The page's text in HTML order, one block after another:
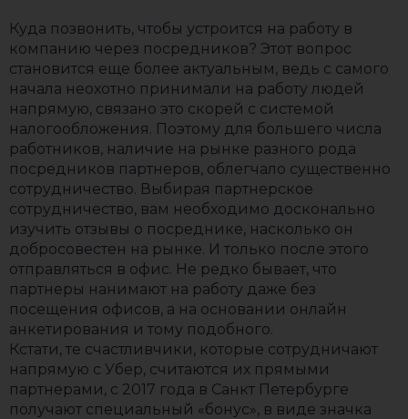
Куда позвонить, чтобы устроится на работу в
компанию через посредников? Этот вопрос
становится еще более актуальным, ведь с самого
начала неохотно принимали на работу людей
напрямую, связано это скорей с системой
налогообложения. Поэтому для большего числа
работников, наличие на рынке разного рода
посредников партнеров, облегчало существенно
сотрудничество. Выбирая партнерское
сотрудничество, вам необходимо досконально
изучить отзывы о посреднике, насколько он
добросовестен на рынке. И только после этого
отправляться в офис. Не редко бывает, что
партнеры нанимают на работу даже без
посещения офисов, а на основании онлайн
анкетирования и тому подобного.
Кстати, те счастливчики, которые сотрудничают
напрямую с Убер, считаются их прямыми
партнерами, с 2017 года в Санкт Петербурге
получают специальный «бонус», в виде значка